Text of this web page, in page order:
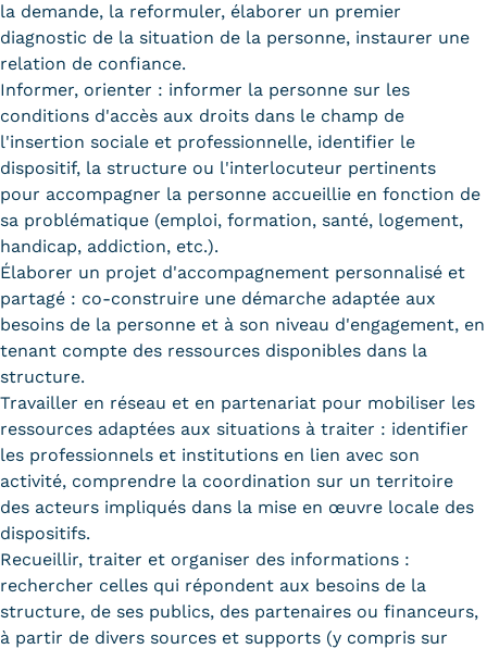
Discrimination/égalité/mixité
Handi'Cnam
Témoignages
Statistiques
FAQ
Lexique
Téléchargements
Qualiopi
Le Cnam ICSV
Mobilité internationale et
Erasmus
Règlement intérieur
Infos élèves
Modalités d'inscription
la demande, la reformuler, élaborer un premier
diagnostic de la situation de la personne, instaurer une
relation de confiance.
Informer, orienter : informer la personne sur les
conditions d'accès aux droits dans le champ de
l'insertion sociale et professionnelle, identifier le
dispositif, la structure ou l'interlocuteur pertinents
pour accompagner la personne accueillie en fonction de
sa problématique (emploi, formation, santé, logement,
handicap, addiction, etc.).
Élaborer un projet d'accompagnement personnalisé et
partagé : co-construire une démarche adaptée aux
besoins de la personne et à son niveau d'engagement, en
tenant compte des ressources disponibles dans la
structure.
Travailler en réseau et en partenariat pour mobiliser les
ressources adaptées aux situations à traiter : identifier
les professionnels et institutions en lien avec son
activité, comprendre la coordination sur un territoire
des acteurs impliqués dans la mise en œuvre locale des
dispositifs.
Recueillir, traiter et organiser des informations :
rechercher celles qui répondent aux besoins de la
structure, de ses publics, des partenaires ou financeurs,
à partir de divers sources et supports (y compris sur